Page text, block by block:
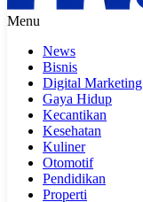
Menu
News
Bisnis
Digital Marketing
Gaya Hidup
Kecantikan
Kesehatan
Kuliner
Otomotif
Pendidikan
Properti